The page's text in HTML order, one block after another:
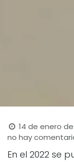
14 de enero
no hay
En el 2022 se